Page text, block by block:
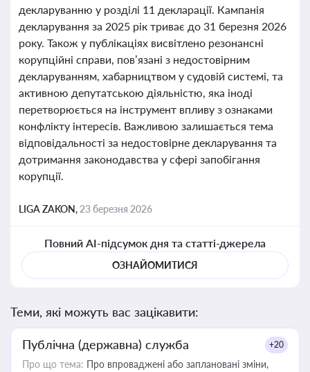
декларуванню у розділі 11 декларації. Кампанія
декларування за 2025 рік триває до 31 березня 2026
року. Також у публікаціях висвітлено резонансні
корупційні справи, пов’язані з недостовірним
декларуванням, хабарництвом у судовій системі, та
активною депутатською діяльністю, яка іноді
перетворюється на інструмент впливу з ознаками
конфлікту інтересів. Важливою залишається тема
відповідальності за недостовірне декларування та
дотримання законодавства у сфері запобігання
корупції.
LIGA ZAKON, 23 березня 2026
Повний AI-підсумок дня та статті-джерела
ОЗНАЙОМИТИСЯ
Теми, які можуть вас зацікавити:
Публічна (державна) служба +20
Про що тема: Про впроваджені або заплановані зміни,